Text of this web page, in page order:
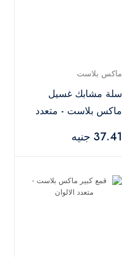
ماكس بلاست
سلة مشابك غسيل
ماكس بلاست - متعدد
37.41 جنيه